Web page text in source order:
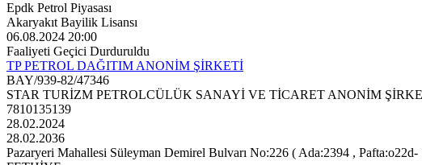
Epdk Petrol Piyasası
Akaryakıt Bayilik Lisansı
06.08.2024 20:00
Faaliyeti Geçici Durduruldu
TP PETROL DAĞITIM ANONİM ŞİRKETİ
BAY/939-82/47346
STAR TURİZM PETROLCÜLÜK SANAYİ VE TİCARET ANONİM
7810135139
28.02.2024
28.02.2036
Pazaryeri Mahallesi Süleyman Demirel Bulvarı No:226 ( Ada:2394 , Pafta:o22d-